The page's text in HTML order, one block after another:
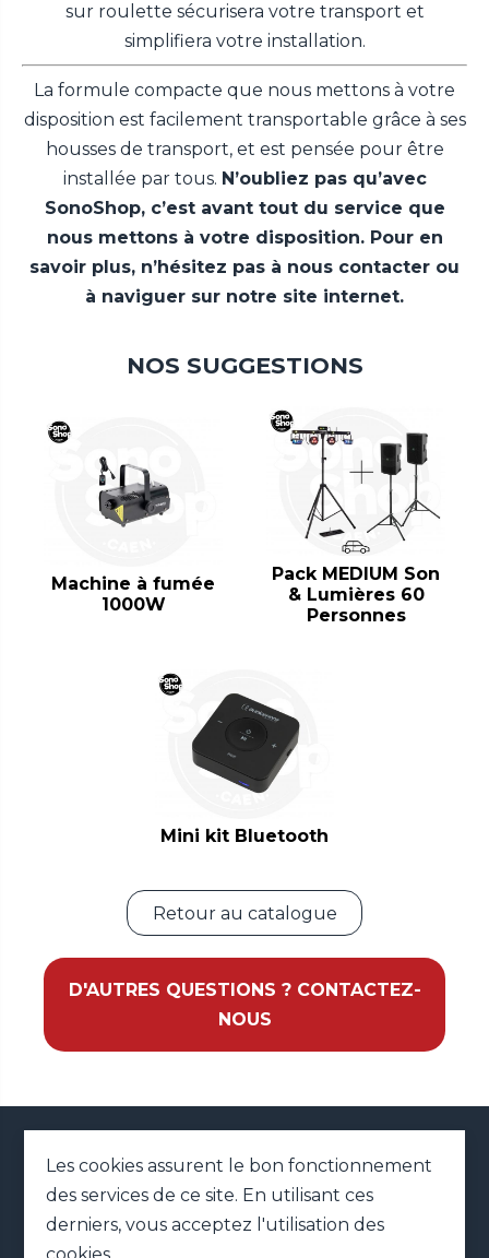
sur roulette sécurisera votre transport et
simplifiera votre installation.
La formule compacte que nous mettons à votre
disposition est facilement transportable grâce à ses
housses de transport, et est pensée pour être
installée par tous. N’oubliez pas qu’avec
SonoShop, c’est avant tout du service que
nous mettons à votre disposition. Pour en
savoir plus, n’hésitez pas à nous contacter ou
à naviguer sur notre site internet.
NOS SUGGESTIONS
Machine à fumée
1000W
Pack MEDIUM Son
& Lumières 60
Personnes
Mini kit Bluetooth
Retour au catalogue
D'AUTRES QUESTIONS ? CONTACTEZ-
NOUS
02 79 41 42 01
MENTIONS LÉGALES
PLAN DU SITE
Les cookies assurent le bon fonctionnement
des services de ce site. En utilisant ces
derniers, vous acceptez l'utilisation des